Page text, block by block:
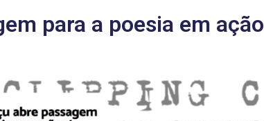
para a poesia em ação